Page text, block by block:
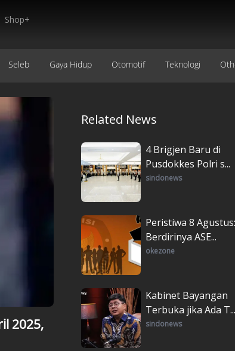
Shop+
Seleb Gaya Hidup Otomotif Teknologi
2025,
Related News
4 Brigjen Baru di
Pusdokkes Polri s...
sindonews
Peristiwa 8 Agustus:
Berdirinya ASE...
okezone
Kabinet Bayangan
Terbuka jika Ada T...
sindonews